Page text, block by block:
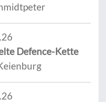
Defence-Kette